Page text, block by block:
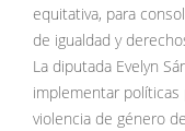
equitativa, para
de igualdad y
La diputada Evelyn
implementar
violencia de género